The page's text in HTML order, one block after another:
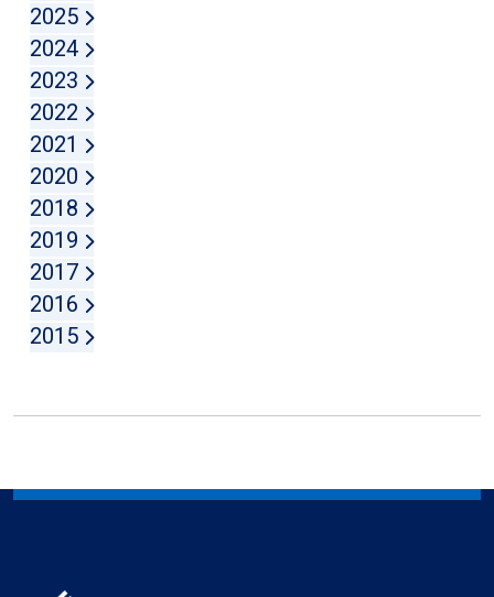
2025
2024
2023
2022
2021
2020
2018
2019
2017
2016
2015